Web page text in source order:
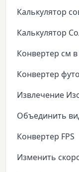
Калькулятор
Калькулятор
Конвертер см
Конвертер
Извлечение
Объединить
Конвертер FPS
Изменить